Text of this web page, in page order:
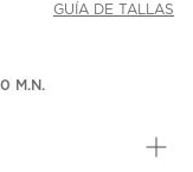
GUÍA DE TALLAS
M.N.